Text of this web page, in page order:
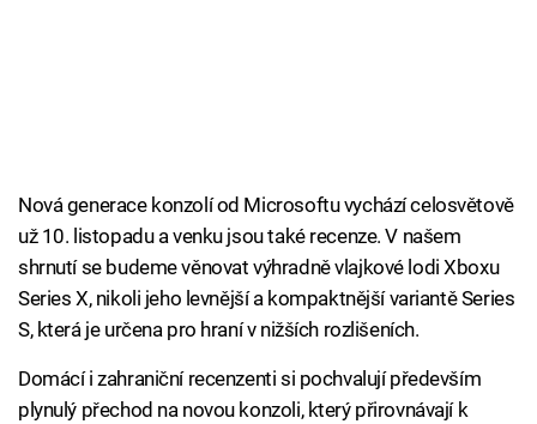
Nová generace konzolí od Microsoftu vychází celosvětově
už 10. listopadu a venku jsou také recenze. V našem
shrnutí se budeme věnovat výhradně vlajkové lodi Xboxu
Series X, nikoli jeho levnější a kompaktnější variantě Series
S, která je určena pro hraní v nižších rozlišeních.
Domácí i zahraniční recenzenti si pochvalují především
plynulý přechod na novou konzoli, který přirovnávají k